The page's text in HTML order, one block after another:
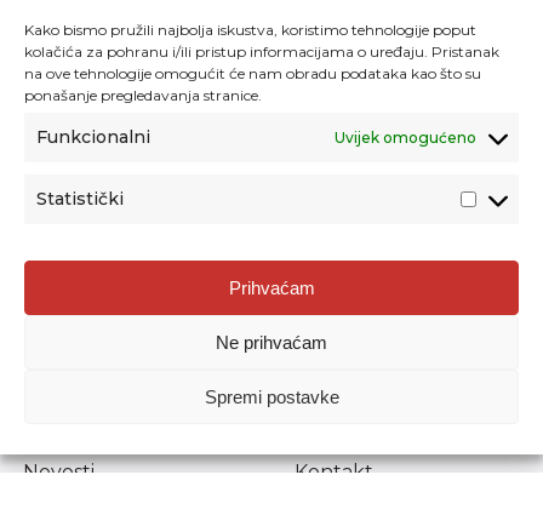
Kako bismo pružili najbolja iskustva, koristimo tehnologije poput
kolačića za pohranu i/ili pristup informacijama o uređaju. Pristanak
na ove tehnologije omogućit će nam obradu podataka kao što su
ponašanje pregledavanja stranice.
Funkcionalni Uvijek omogućeno
Statistički
Prihvaćam
Ne prihvaćam
Spremi postavke
Agencija za odgoj i obrazovanje
Donje Svetice 38, 10000 Zagreb
1778129
Prenošenje sadržaja dopušteno je uz navođenje izvora.
Novosti
Kontakt